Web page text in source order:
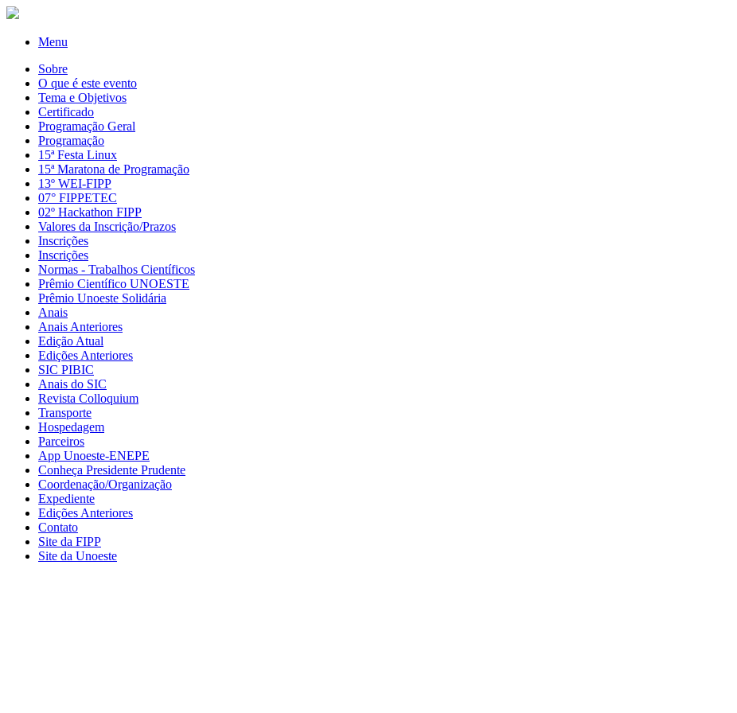
Menu
Sobre
O que é este evento
Tema e Objetivos
Certificado
Programação Geral
Programação
15ª Festa Linux
15ª Maratona de Programação
13º WEI-FIPP
07° FIPPETEC
02º Hackathon FIPP
Valores da Inscrição/Prazos
Inscrições
Inscrições
Normas - Trabalhos Científicos
Prêmio Científico UNOESTE
Prêmio Unoeste Solidária
Anais
Anais Anteriores
Edição Atual
Edições Anteriores
SIC PIBIC
Anais do SIC
Revista Colloquium
Transporte
Hospedagem
Parceiros
App Unoeste-ENEPE
Conheça Presidente Prudente
Coordenação/Organização
Expediente
Edições Anteriores
Contato
Site da FIPP
Site da Unoeste